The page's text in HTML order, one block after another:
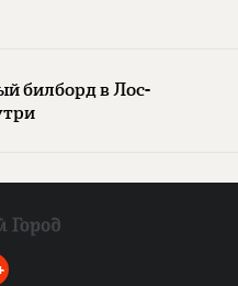
билборд в Лос-